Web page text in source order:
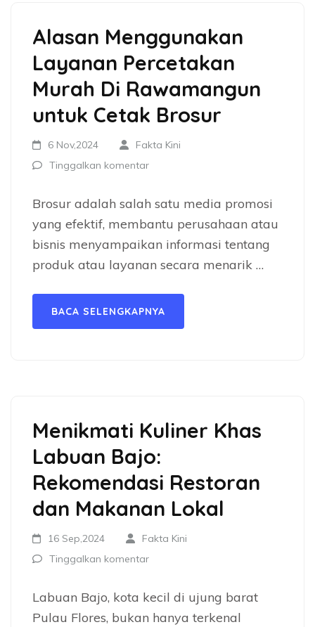
Alasan Menggunakan
Layanan Percetakan
Murah Di Rawamangun
untuk Cetak Brosur
6 Nov,2024
Fakta Kini
Tinggalkan komentar
Brosur adalah salah satu media promosi
yang efektif, membantu perusahaan atau
bisnis menyampaikan informasi tentang
produk atau layanan secara menarik …
BACA SELENGKAPNYA
Menikmati Kuliner Khas
Labuan Bajo:
Rekomendasi Restoran
dan Makanan Lokal
16 Sep,2024
Fakta Kini
Tinggalkan komentar
Labuan Bajo, kota kecil di ujung barat
Pulau Flores, bukan hanya terkenal